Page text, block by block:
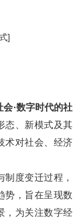
]
会·数字时代的社
态、新模式及其
术对社会、经济
度变迁过程，
势，旨在呈现数
，为关注数字经